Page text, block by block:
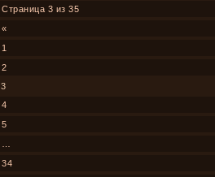
Страница 3 из 35
«
1
2
3
4
5
34